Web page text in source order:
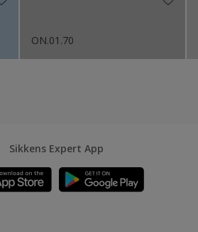
ON.01.70
Sikkens Expert App